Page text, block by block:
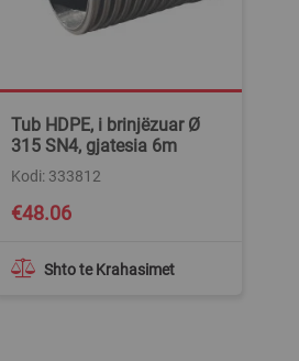
Tub HDPE, i brinjëzuar Ø
315 SN4, gjatesia 6m
Kodi: 333812
Shto te Krahasimet
€48.06